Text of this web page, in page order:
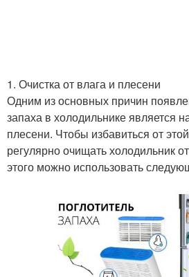
1. Очистка от влага и плесени
Одним из основных причин
запаха в холодильнике является
плесени. Чтобы избавиться от
регулярно очищать холодильник
этого можно использовать